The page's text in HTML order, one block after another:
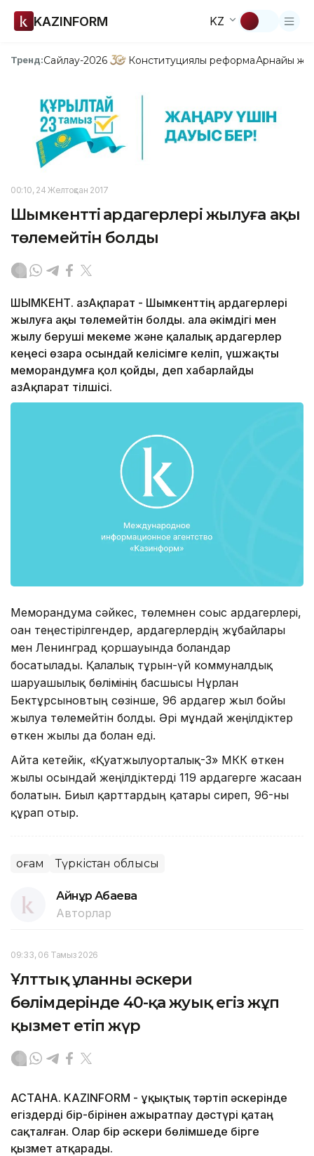
KAZINFORM KZ
Тренд:Сайлау-2026 Конституциялық реформаАрнайы
00:10, 24 Желтоқсан 2017
Шымкенттің ардагерлері жылуға ақы
төлемейтін болды
ШЫМКЕНТ. ҚазАқпарат - Шымкенттің ардагерлері
жылуға ақы төлемейтін болды. Қала әкімдігі мен
жылу беруші мекеме және қалалық ардагерлер
кеңесі өзара осындай келісімге келіп, үшжақты
меморандумға қол қойды, деп хабарлайды
ҚазАқпарат тілшісі.
Меморандумға сәйкес, төлемнен соғыс ардагерлері,
оған теңестірілгендер, ардагерлердің жұбайлары
мен Ленинград қоршауында болғандар
босатылады. Қалалық тұрғын-үй коммуналдық
шаруашылық бөлімінің басшысы Нұрлан
Бектұрсыновтың сөзінше, 96 ардагер жыл бойы
жылуға төлемейтін болды. Әрі мұндай жеңілдіктер
өткен жылы да болған еді.
Айта кетейік, «Қуатжылуорталық-3» МКК өткен
жылы осындай жеңілдіктерді 119 ардагерге жасаған
болатын. Биыл қарттардың қатары сиреп, 96-ны
құрап отыр.
Қоғам Түркістан облысы
Айнұр Ақбаева
Авторлар
09:33, 06 Тамыз 2026
Ұлттық ұланның әскери
бөлімдерінде 40-қа жуық егіз жұп
қызмет етіп жүр
АСТАНА. KAZINFORM - Құқықтық тәртіп әскерінде
егіздерді бір-бірінен ажыратпау дәстүрі қатаң
сақталған. Олар бір әскери бөлімшеде бірге
қызмет атқарады.